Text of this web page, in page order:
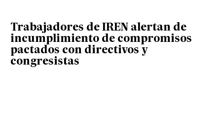
Trabajadores de IREN alertan de
incumplimiento de compromisos
pactados con directivos y
congresistas